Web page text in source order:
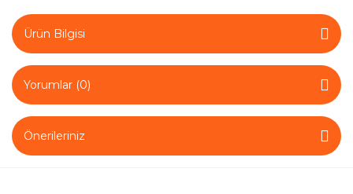
Ürün Bilgisi
Yorumlar (0)
Önerileriniz